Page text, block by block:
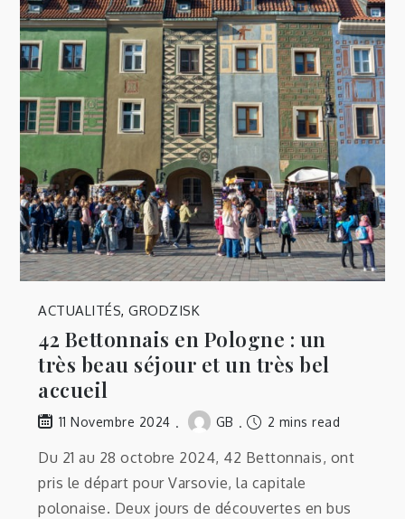
ACTUALITÉS,GRODZISK
42 Bettonnais en Pologne : un
très beau séjour et un très bel
accueil
11 Novembre 2024 GB 2 mins read
Du 21 au 28 octobre 2024, 42 Bettonnais, ont
pris le départ pour Varsovie, la capitale
polonaise. Deux jours de découvertes en bus